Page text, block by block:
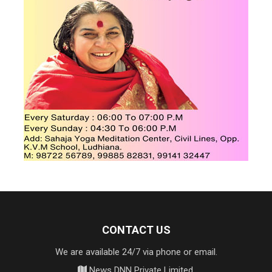
CONTACT US
We are available 24/7 via phone or email.